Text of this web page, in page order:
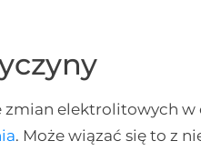
zmian elektrolitowych
. Może wiązać się to z